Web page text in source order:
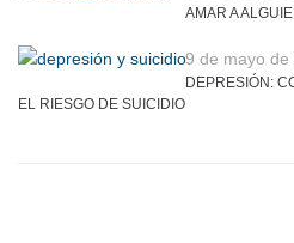
AMAR A
9 de mayo de
DEPRESIÓN:
EL RIESGO DE SUICIDIO